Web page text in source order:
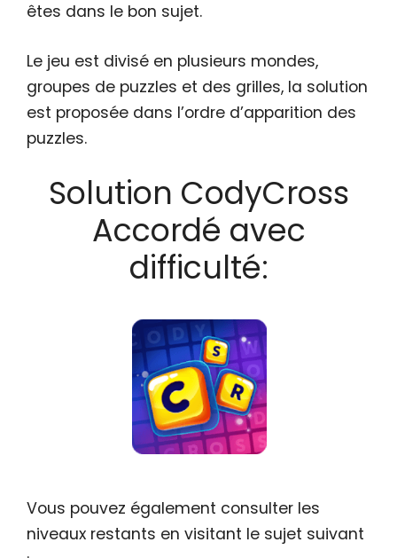
êtes dans le bon sujet.
Le jeu est divisé en plusieurs mondes,
groupes de puzzles et des grilles, la solution
est proposée dans l’ordre d’apparition des
puzzles.
Solution CodyCross
Accordé avec
difficulté:
Vous pouvez également consulter les
niveaux restants en visitant le sujet suivant